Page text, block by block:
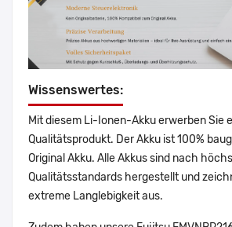
Wissenswertes:
Mit diesem Li-Ionen-Akku erwerben Sie
Qualitätsprodukt. Der Akku ist 100%
Original Akku. Alle Akkus sind nach
Qualitätsstandards hergestellt und
extreme Langlebigkeit aus.